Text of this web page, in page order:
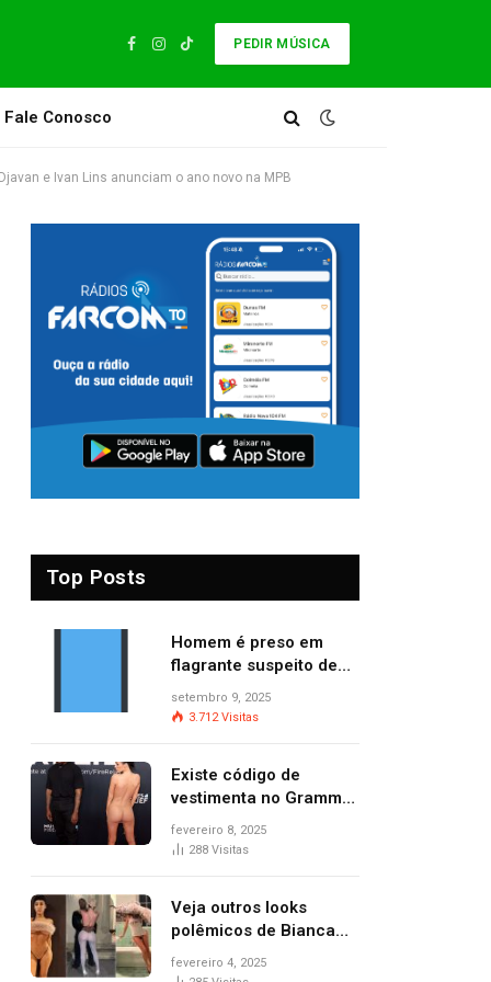
Facebook
Instagram
TikTok
PEDIR MÚSICA
Fale Conosco
e Ivan Lins anunciam o ano novo na MPB
Top Posts
Homem é preso em
flagrante suspeito de
provocar dois incêndios
criminosos no mesmo
setembro 9, 2025
3.712Visitas
Existe código de
vestimenta no Grammy?
Questionamento surgiu
após Bianca Censori,
premiação
fevereiro 8, 2025
288 Visitas
Veja outros looks
polêmicos de Bianca
Censori, esposa de
Kanye West que
fevereiro 4, 2025